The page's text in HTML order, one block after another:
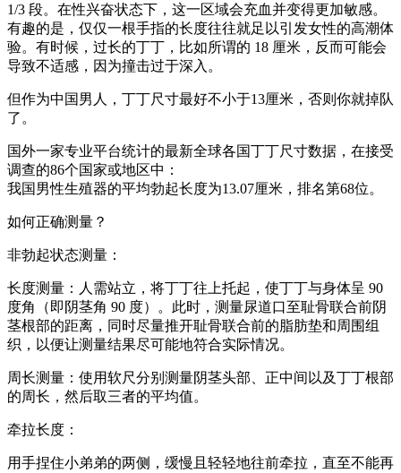
1/3 段。在性兴奋状态下，这一区域会充血并变得更加敏感。
有趣的是，仅仅一根手指的长度往往就足以引发女性的高潮体
验。有时候，过长的丁丁，比如所谓的 18 厘米，反而可能会
导致不适感，因为撞击过于深入。
但作为中国男人，丁丁尺寸最好不小于13厘米，否则你就掉队
了。
国外一家专业平台统计的最新全球各国丁丁尺寸数据，在接受
调查的86个国家或地区中：
我国男性生殖器的平均勃起长度为13.07厘米，排名第68位。
如何正确测量？
非勃起状态测量：
长度测量：人需站立，将丁丁往上托起，使丁丁与身体呈 90
度角（即阴茎角 90 度）。此时，测量尿道口至耻骨联合前阴
茎根部的距离，同时尽量推开耻骨联合前的脂肪垫和周围组
织，以便让测量结果尽可能地符合实际情况。
周长测量：使用软尺分别测量阴茎头部、正中间以及丁丁根部
的周长，然后取三者的平均值。
牵拉长度：
用手捏住小弟弟的两侧，缓慢且轻轻地往前牵拉，直至不能再